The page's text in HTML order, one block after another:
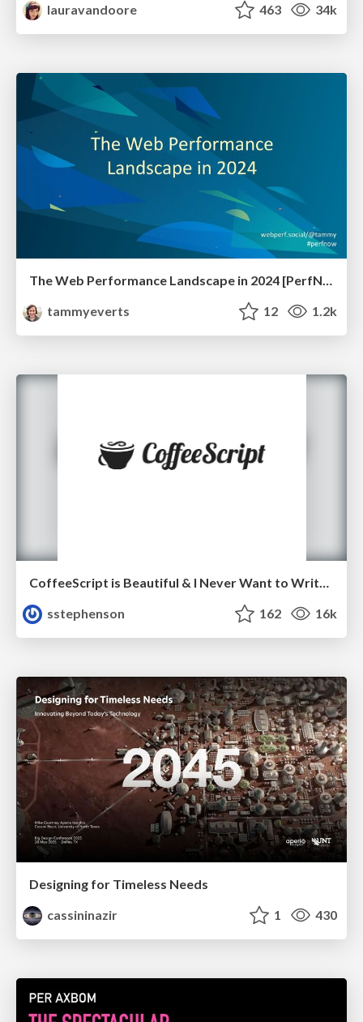
lauravandoore
463 34k
The Web Performance Landscape in 2024 [PerfNow 2024]
tammyeverts
12 1.2k
sstephenson
162 16k
Designing for Timeless Needs
cassininazir
1 430